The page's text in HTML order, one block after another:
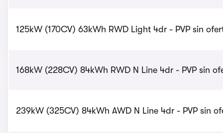
125kW (170CV) 63kWh RWD Light 4dr - PVP sin
168kW (228CV) 84kWh RWD N Line 4dr - PVP sin
239kW (325CV) 84kWh AWD N Line 4dr - PVP sin